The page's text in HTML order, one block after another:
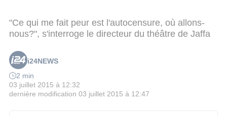
"Ce qui me fait peur est l'autocensure, où allons-
nous?", s'interroge le directeur du théâtre de Jaffa
i24NEWS
2 min
03 juillet 2015 à 12:32
dernière modification 03 juillet 2015 à 12:47